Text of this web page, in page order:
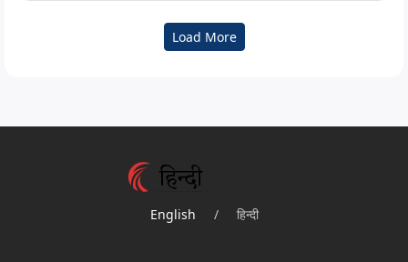
Load More
English / हिन्दी